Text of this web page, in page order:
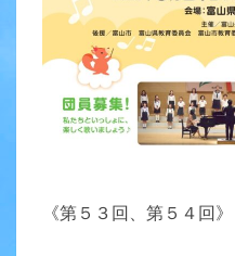
《第５３回、第５４回》